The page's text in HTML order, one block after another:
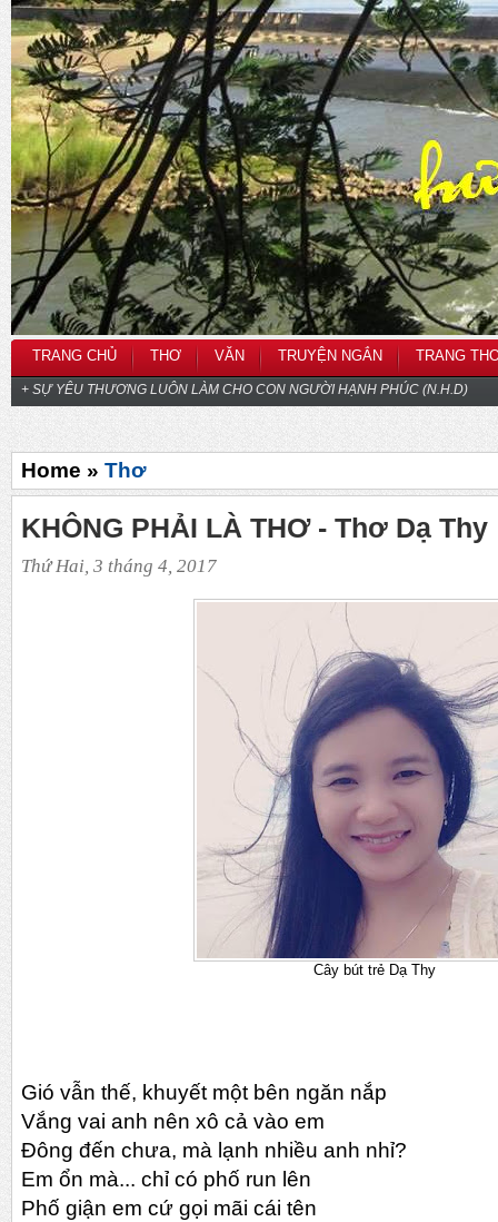
TRANG CHỦ THƠ VĂN TRUYỆN NGẮN TRANG
+ SỰ YÊU THƯƠNG LUÔN LÀM CHO CON NGƯỜI HẠNH PHÚC (N.H.D)
Home » Thơ
KHÔNG PHẢI LÀ THƠ - Thơ Dạ Thy
Thứ Hai, 3 tháng 4, 2017
Cây bút trẻ Dạ Thy
Gió vẫn thế, khuyết một bên ngăn nắp
Vắng vai anh nên xô cả vào em
Đông đến chưa, mà lạnh nhiều anh nhỉ?
Em ổn mà... chỉ có phố run lên
Phố giận em cứ gọi mãi cái tên